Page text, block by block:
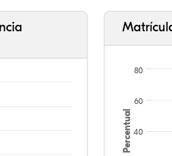
Percentual 40
60
80